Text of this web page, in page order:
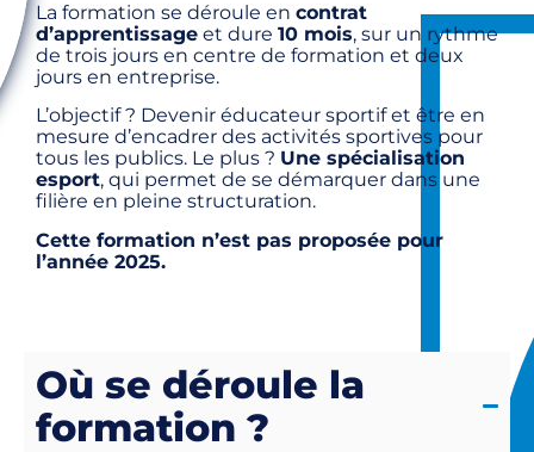
La formation se déroule en contrat
d’apprentissage et dure 10 mois, sur un rythme
de trois jours en centre de formation et deux
jours en entreprise.
L’objectif ? Devenir éducateur sportif et être en
mesure d’encadrer des activités sportives pour
tous les publics. Le plus ? Une spécialisation
esport, qui permet de se démarquer dans une
filière en pleine structuration.
Cette formation n’est pas proposée pour
l’année 2025.
Où se déroule la
formation ?